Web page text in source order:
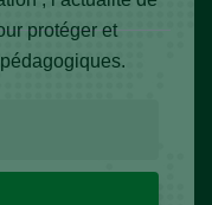
protéger et